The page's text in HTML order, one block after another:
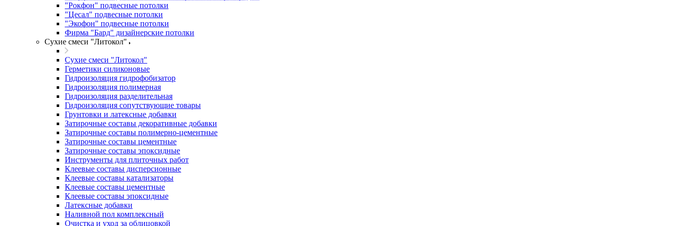
"Рокфон" подвесные потолки
"Цесал" подвесные потолки
"Экофон" подвесные потолки
Фирма "Бард" дизайнерские потолки
Сухие смеси "Литокол"
Сухие смеси "Литокол"
Герметики силиконовые
Гидроизоляция гидрофобизатор
Гидроизоляция полимерная
Гидроизоляция разделительная
Гидроизоляция сопутствующие товары
Грунтовки и латексные добавки
Затирочные составы декоративные добавки
Затирочные составы полимерно-цементные
Затирочные составы цементные
Затирочные составы эпоксидные
Инструменты для плиточных работ
Клеевые составы дисперсионные
Клеевые составы катализаторы
Клеевые составы цементные
Клеевые составы эпоксидные
Латексные добавки
Наливной пол комплексный
Очистка и уход за облицовкой